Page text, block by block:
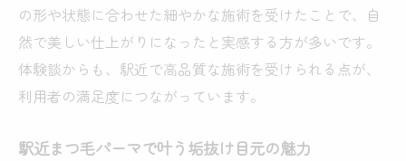
の形や状態に合わせた細やかな施術を受けたことで、自
然で美しい仕上がりになったと実感する方が多いです。
体験談からも、駅近で高品質な施術を受けられる点が、
利用者の満足度につながっています。
駅近まつ毛パーマで叶う垢抜け目元の魅力